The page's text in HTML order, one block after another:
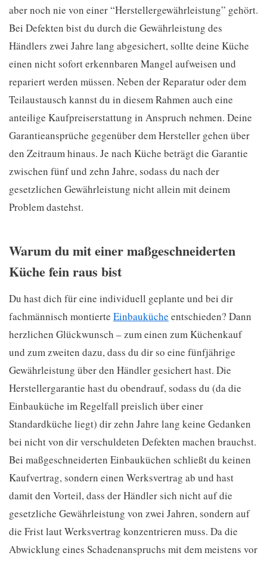
aber noch nie von einer “Herstellergewährleistung” gehört.
Bei Defekten bist du durch die Gewährleistung des
Händlers zwei Jahre lang abgesichert, sollte deine Küche
einen nicht sofort erkennbaren Mangel aufweisen und
repariert werden müssen. Neben der Reparatur oder dem
Teilaustausch kannst du in diesem Rahmen auch eine
anteilige Kaufpreiserstattung in Anspruch nehmen. Deine
Garantieansprüche gegenüber dem Hersteller gehen über
den Zeitraum hinaus. Je nach Küche beträgt die Garantie
zwischen fünf und zehn Jahre, sodass du nach der
gesetzlichen Gewährleistung nicht allein mit deinem
Problem dastehst.
Warum du mit einer maßgeschneiderten
Küche fein raus bist
Du hast dich für eine individuell geplante und bei dir
fachmännisch montierte Einbauküche entschieden? Dann
herzlichen Glückwunsch – zum einen zum Küchenkauf
und zum zweiten dazu, dass du dir so eine fünfjährige
Gewährleistung über den Händler gesichert hast. Die
Herstellergarantie hast du obendrauf, sodass du (da die
Einbauküche im Regelfall preislich über einer
Standardküche liegt) dir zehn Jahre lang keine Gedanken
bei nicht von dir verschuldeten Defekten machen brauchst.
Bei maßgeschneiderten Einbauküchen schließt du keinen
Kaufvertrag, sondern einen Werksvertrag ab und hast
damit den Vorteil, dass der Händler sich nicht auf die
gesetzliche Gewährleistung von zwei Jahren, sondern auf
die Frist laut Werksvertrag konzentrieren muss. Da die
Abwicklung eines Schadenanspruchs mit dem meistens vor